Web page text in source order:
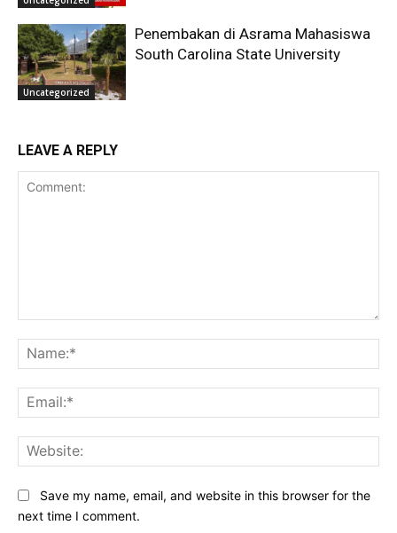
Uncategorized
Penembakan di Asrama Mahasiswa
South Carolina State University
LEAVE A REPLY
Save my name, email, and website in this browser for the
next time I comment.